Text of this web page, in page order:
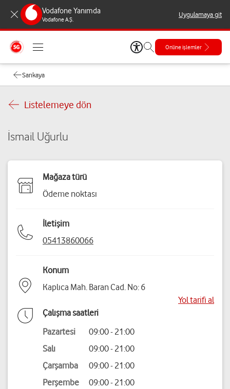
Vodafone Yanımda
Vodafone A.Ş.
Uygulamaya git
Online işlemler
Sarıkaya
Listelemeye dön
İsmail Uğurlu
Mağaza türü
Ödeme noktası
İletişim
05413860066
Konum
Kaplıca Mah. Baran Cad. No: 6
Yol tarifi al
Çalışma saatleri
Pazartesi
09:00 - 21:00
Salı
09:00 - 21:00
Çarşamba
09:00 - 21:00
Perşembe
09:00 - 21:00